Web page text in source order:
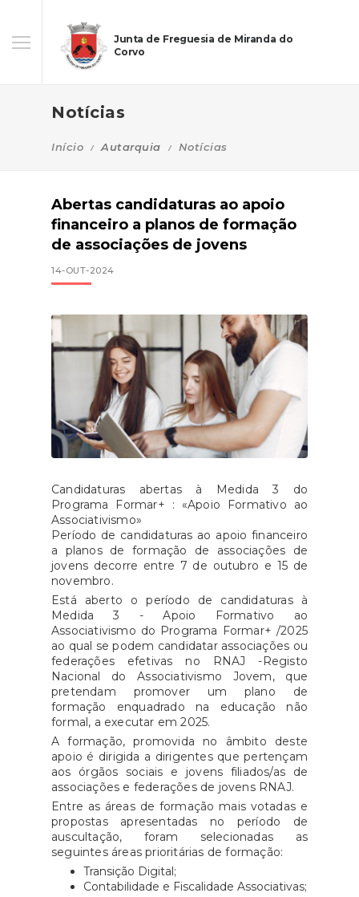
Junta de Freguesia de Miranda do
Corvo
Notícias
Início Autarquia Notícias
Abertas candidaturas ao apoio
financeiro a planos de formação
de associações de jovens
14-OUT-2024
Candidaturas abertas à Medida 3 do
Programa Formar+ : «Apoio Formativo ao
Associativismo»
Período de candidaturas ao apoio financeiro
a planos de formação de associações de
jovens decorre entre 7 de outubro e 15 de
novembro.
Está aberto o período de candidaturas à
Medida 3 - Apoio Formativo ao
Associativismo do Programa Formar+ /2025
ao qual se podem candidatar associações ou
federações efetivas no RNAJ -Registo
Nacional do Associativismo Jovem, que
pretendam promover um plano de
formação enquadrado na educação não
formal, a executar em 2025.
A formação, promovida no âmbito deste
apoio é dirigida a dirigentes que pertençam
aos órgãos sociais e jovens filiados/as de
associações e federações de jovens RNAJ.
Entre as áreas de formação mais votadas e
propostas apresentadas no período de
auscultação, foram selecionadas as
seguintes áreas prioritárias de formação:
Transição Digital;
Contabilidade e Fiscalidade Associativas;